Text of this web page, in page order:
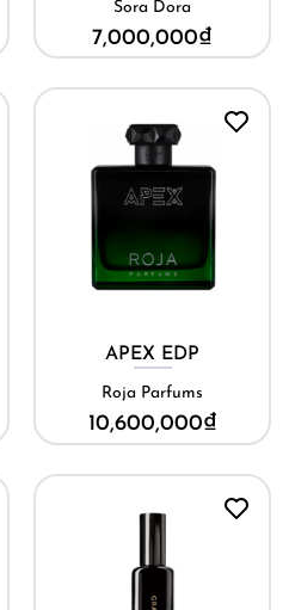
Sora Dora
7,000,000₫
APEX EDP
Roja Parfums
10,600,000₫